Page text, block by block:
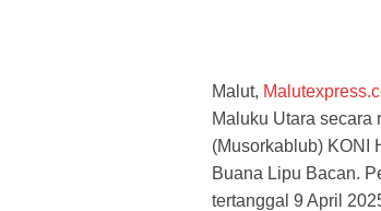
Malut,
Maluku Utara secara
(Musorkablub) KONI
Buana Lipu Bacan.
tertanggal 9 April